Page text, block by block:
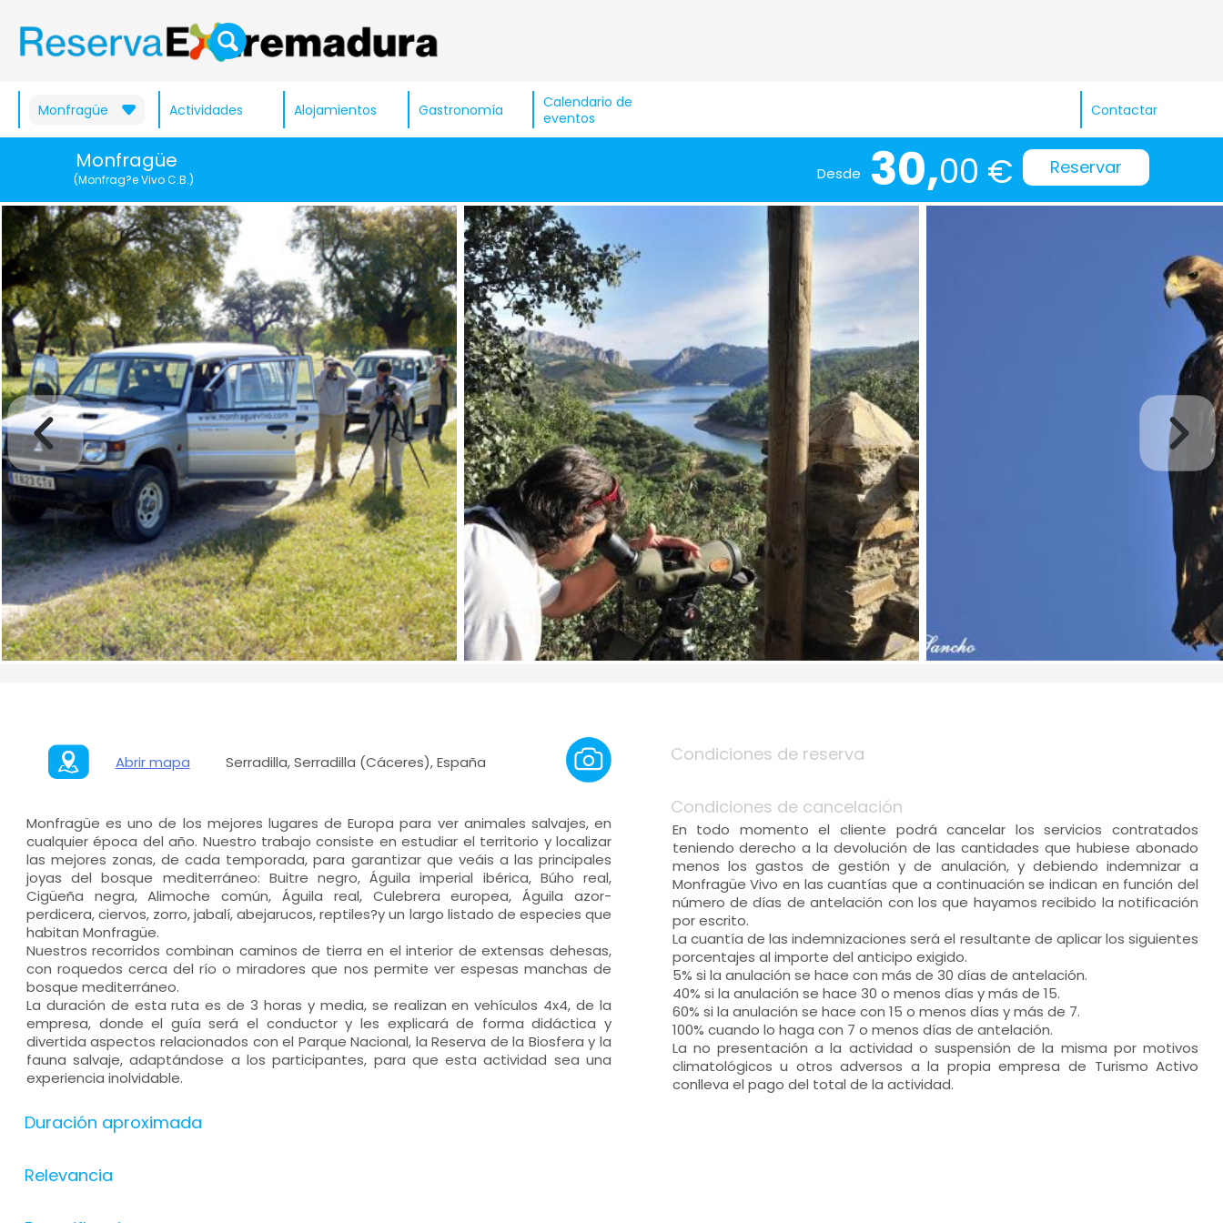
Monfragüe Actividades Alojamientos Gastronomía
Calendario de
eventos
Contactar
Monfragüe
(Monfrag?e Vivo C.B.) Desde 30,00 € Reservar
Abrir mapa Serradilla, Serradilla (Cáceres), España
Monfragüe es uno de los mejores lugares de Europa para ver animales salvajes, en
cualquier época del año. Nuestro trabajo consiste en estudiar el territorio y localizar
las mejores zonas, de cada temporada, para garantizar que veáis a las principales
joyas del bosque mediterráneo: Buitre negro, Águila imperial ibérica, Búho real,
Cigüeña negra, Alimoche común, Águila real, Culebrera europea, Águila azor-
perdicera, ciervos, zorro, jabalí, abejarucos, reptiles?y un largo listado de especies que
habitan Monfragüe.
Nuestros recorridos combinan caminos de tierra en el interior de extensas dehesas,
con roquedos cerca del río o miradores que nos permite ver espesas manchas de
bosque mediterráneo.
La duración de esta ruta es de 3 horas y media, se realizan en vehículos 4x4, de la
empresa, donde el guía será el conductor y les explicará de forma didáctica y
divertida aspectos relacionados con el Parque Nacional, la Reserva de la Biosfera y la
fauna salvaje, adaptándose a los participantes, para que esta actividad sea una
experiencia inolvidable.
Duración aproximada
Relevancia
Condiciones de reserva
Condiciones de cancelación
En todo momento el cliente podrá cancelar los servicios contratados
teniendo derecho a la devolución de las cantidades que hubiese abonado
menos los gastos de gestión y de anulación, y debiendo indemnizar a
Monfragüe Vivo en las cuantías que a continuación se indican en función del
número de días de antelación con los que hayamos recibido la notificación
por escrito.
La cuantía de las indemnizaciones será el resultante de aplicar los siguientes
porcentajes al importe del anticipo exigido.
5% si la anulación se hace con más de 30 días de antelación.
40% si la anulación se hace 30 o menos días y más de 15.
60% si la anulación se hace con 15 o menos días y más de 7.
100% cuando lo haga con 7 o menos días de antelación.
La no presentación a la actividad o suspensión de la misma por motivos
climatológicos u otros adversos a la propia empresa de Turismo Activo
conlleva el pago del total de la actividad.